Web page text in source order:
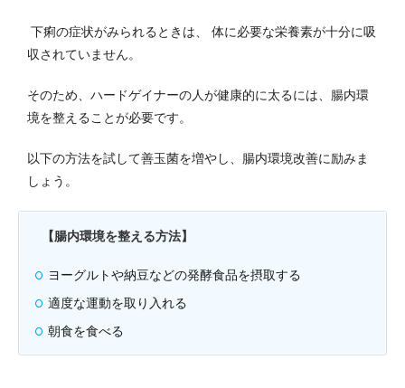
下痢の症状がみられるときは、 体に必要な栄養素が十分に吸
収されていません。
そのため、ハードゲイナーの人が健康的に太るには、腸内環
境を整えることが必要です。
以下の方法を試して善玉菌を増やし、腸内環境改善に励みま
しょう。
【腸内環境を整える方法】
ヨーグルトや納豆などの発酵食品を摂取する
適度な運動を取り入れる
朝食を食べる